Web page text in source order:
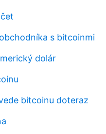
s bitcoinmi
dolár
bitcoinu doteraz